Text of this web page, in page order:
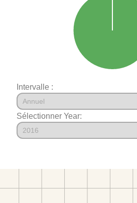
Intervalle :
Sélectionner Year: